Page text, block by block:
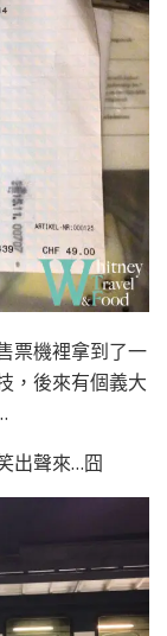
票機裡拿到了一
，後來有個義大
出聲來…囧